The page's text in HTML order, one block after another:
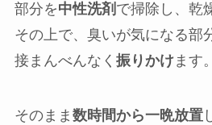
部分を中性洗剤 で掃除し、乾
その上で、臭いが気になる部
接まんべんなく 振りかけます。
そのまま 数時間から一晩放置